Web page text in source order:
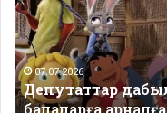
Қазақстанда
балаларға
арналған
сапалы
қазақша
контент
07.07.2026
Депутаттар дабыл
балаларға